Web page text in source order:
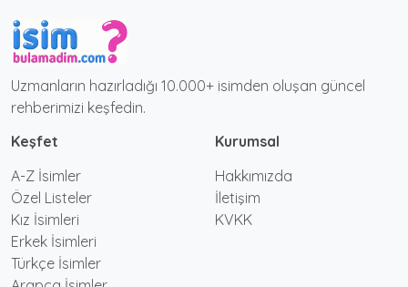
Uzmanların hazırladığı 10.000+ isimden oluşan güncel
rehberimizi keşfedin.
Keşfet
A-Z İsimler
Özel Listeler
Kız İsimleri
Erkek İsimleri
Türkçe İsimler
Kurumsal
Hakkımızda
İletişim
KVKK